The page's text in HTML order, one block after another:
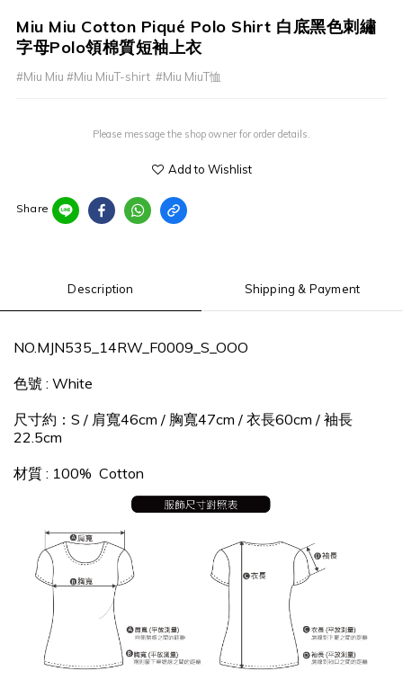
Miu Miu Cotton Piqué Polo Shirt 白底黑色刺繡
字母Polo領棉質短袖上衣
#Miu Miu #Miu MiuT-shirt  #Miu MiuT恤
Please message the shop owner for order details.
Add to Wishlist
Share
Description Shipping & Payment
NO.MJN535_14RW_F0009_S_OOO
色號 : White
尺寸約：S / 肩寬46cm / 胸寬47cm / 衣長60cm / 袖長
22.5cm
材質 : 100% Cotton